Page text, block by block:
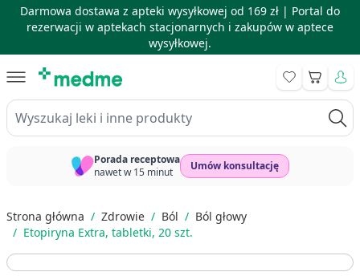
Darmowa dostawa z apteki wysyłkowej od 169 zł | Portal do
rezerwacji w aptekach stacjonarnych i zakupów w aptece
wysyłkowej.
Wyszukaj leki i inne produkty
Koszyk
Porada receptowa
nawet w 15 minut
Umów konsultację
Strona główna / Zdrowie / Ból / Ból głowy
/ Etopiryna Extra, tabletki, 20 szt.